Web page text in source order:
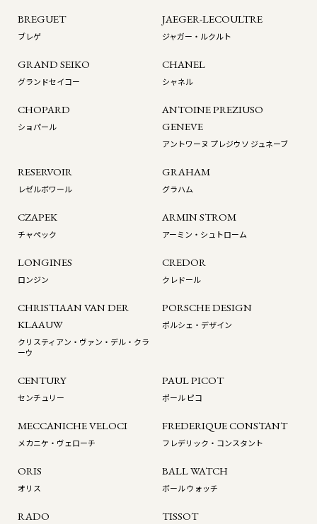
BREGUET
ブレゲ
JAEGER-LECOULTRE
ジャガー・ルクルト
GRAND SEIKO
グランドセイコー
CHANEL
シャネル
CHOPARD
ショパール
ANTOINE PREZIUSO
GENEVE
アントワーヌ プレジウソ ジュネーブ
RESERVOIR
レゼルボワール
GRAHAM
グラハム
CZAPEK
チャペック
ARMIN STROM
アーミン・シュトローム
LONGINES
ロンジン
CREDOR
クレドール
CHRISTIAAN VAN DER
KLAAUW
クリスティアン・ヴァン・デル・クラ
ーウ
PORSCHE DESIGN
ポルシェ・デザイン
CENTURY
センチュリー
PAUL PICOT
ポール ピコ
MECCANICHE VELOCI
メカニケ・ヴェローチ
FREDERIQUE CONSTANT
フレデリック・コンスタント
ORIS
オリス
BALL WATCH
ボール ウォッチ
RADO TISSOT